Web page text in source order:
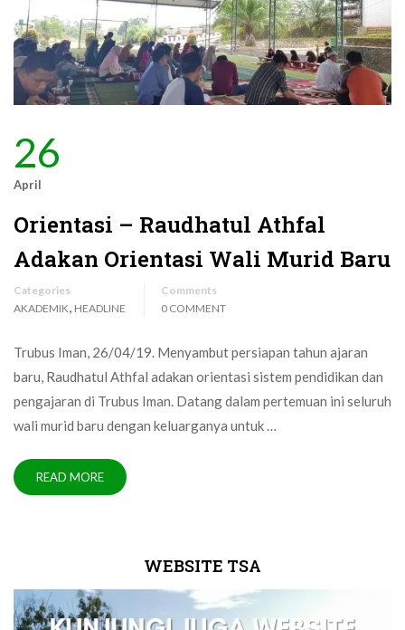
26
April
Orientasi – Raudhatul Athfal
Adakan Orientasi Wali Murid Baru
Categories
AKADEMIK, HEADLINE
Comments
0 COMMENT
Trubus Iman, 26/04/19. Menyambut persiapan tahun ajaran
baru, Raudhatul Athfal adakan orientasi sistem pendidikan dan
pengajaran di Trubus Iman. Datang dalam pertemuan ini seluruh
wali murid baru dengan keluarganya untuk …
READ MORE
WEBSITE TSA